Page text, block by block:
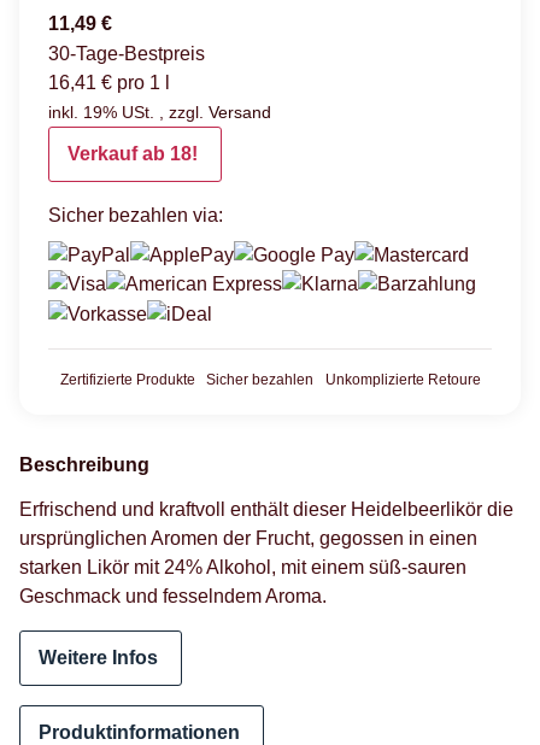
11,49 €
30-Tage-Bestpreis
16,41 € pro 1 l
inkl. 19% USt. , zzgl. Versand
Verkauf ab 18!
Sicher bezahlen via:
Zertifizierte Produkte Sicher bezahlen Unkomplizierte Retoure
Beschreibung
Erfrischend und kraftvoll enthält dieser Heidelbeerlikör die
ursprünglichen Aromen der Frucht, gegossen in einen
starken Likör mit 24% Alkohol, mit einem süß-sauren
Geschmack und fesselndem Aroma.
Weitere Infos
Produktinformationen